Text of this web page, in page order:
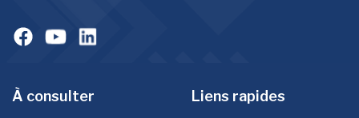
À consulter Liens rapides